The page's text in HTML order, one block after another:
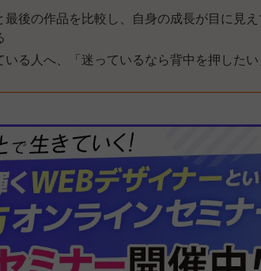
最後の作品を比較し、自身の成長が目に見
いる人へ、「迷っているなら背中を押した